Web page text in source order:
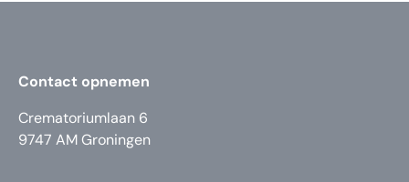
Contact opnemen
Crematoriumlaan 6
9747 AM Groningen